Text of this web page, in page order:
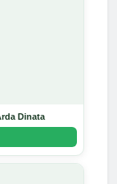
Dinata